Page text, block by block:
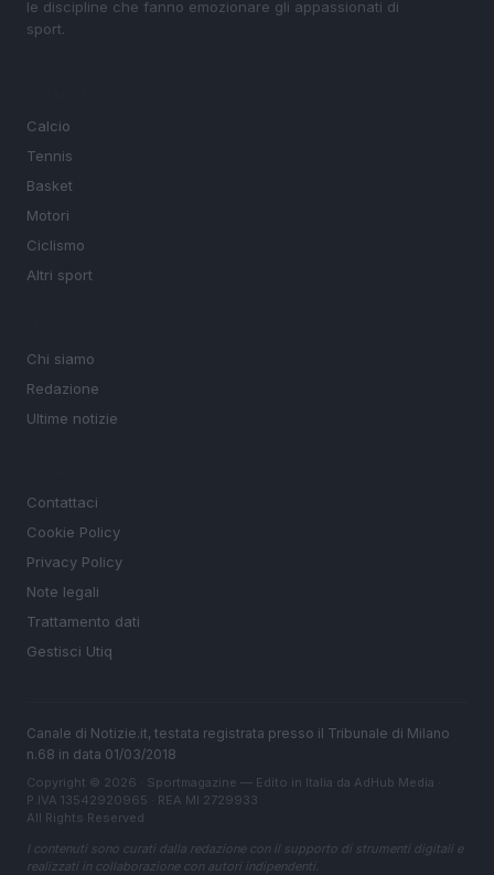
le discipline che fanno emozionare gli appassionati di
sport.
Calcio
Tennis
Basket
Motori
Ciclismo
Altri sport
Chi siamo
Redazione
Ultime notizie
Contattaci
Cookie Policy
Privacy Policy
Note legali
Trattamento dati
Gestisci Utiq
Canale di Notizie.it, testata registrata presso il Tribunale di Milano
n.68 in data 01/03/2018
Copyright © 2026 · Sportmagazine — Edito in Italia da AdHub Media
P.IVA 13542920965 · REA MI 2729933
All Rights Reserved
I contenuti sono curati dalla redazione con il supporto di strumenti digitali e
realizzati in collaborazione con autori indipendenti.